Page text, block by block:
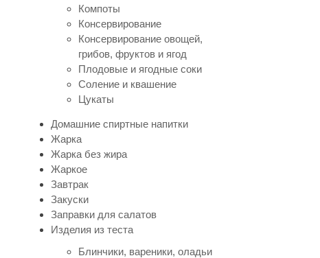
Компоты
Консервирование
Консервирование овощей,
грибов, фруктов и ягод
Плодовые и ягодные соки
Соление и квашение
Цукаты
Домашние спиртные напитки
Жарка
Жарка без жира
Жаркое
Завтрак
Закуски
Заправки для салатов
Изделия из теста
Блинчики, вареники, оладьи